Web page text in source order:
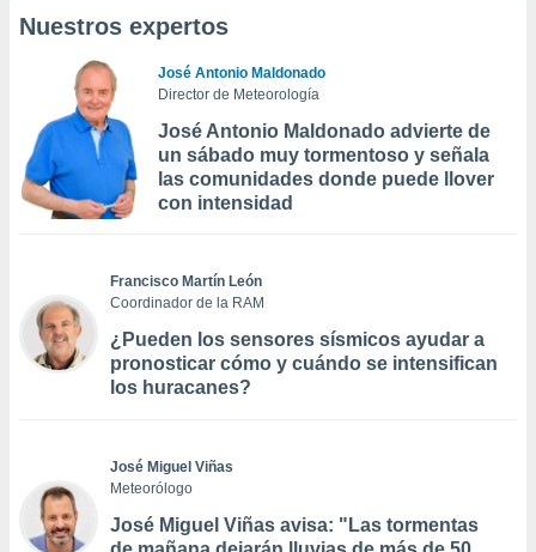
Nuestros expertos
José Antonio Maldonado
Director de Meteorología
José Antonio Maldonado advierte de
un sábado muy tormentoso y señala
las comunidades donde puede llover
con intensidad
Francisco Martín León
Coordinador de la RAM
¿Pueden los sensores sísmicos ayudar a
pronosticar cómo y cuándo se intensifican
los huracanes?
José Miguel Viñas
Meteorólogo
José Miguel Viñas avisa: "Las tormentas